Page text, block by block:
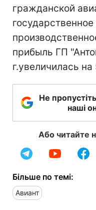
гражданской
прибыль ГП
г.увеличилась
Не
наші
Або читайте
Більше по темі:
Авиант